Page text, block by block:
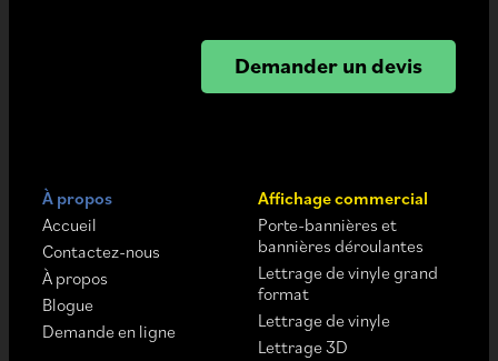
Demander un devis
À propos
Accueil
Contactez-nous
À propos
Blogue
Demande en ligne
Affichage commercial
Porte-bannières et
bannières déroulantes
Lettrage de vinyle grand
format
Lettrage de vinyle
Lettrage 3D